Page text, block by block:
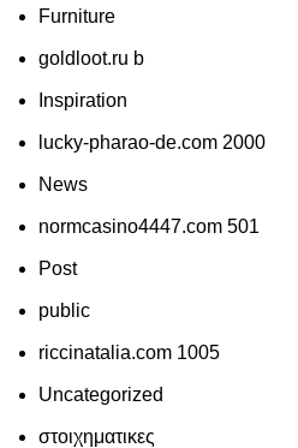
Furniture
goldloot.ru b
Inspiration
lucky-pharao-de.com 2000
News
normcasino4447.com 501
Post
public
riccinatalia.com 1005
Uncategorized
στοιχηματικες